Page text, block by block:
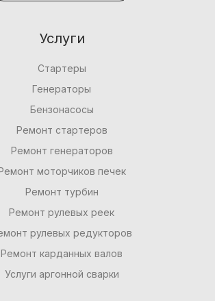
Услуги
Стартеры
Генераторы
Бензонасосы
Ремонт стартеров
Ремонт генераторов
моторчиков печек
Ремонт турбин
Ремонт рулевых реек
рулевых редукторов
Ремонт карданных валов
Услуги аргонной сварки